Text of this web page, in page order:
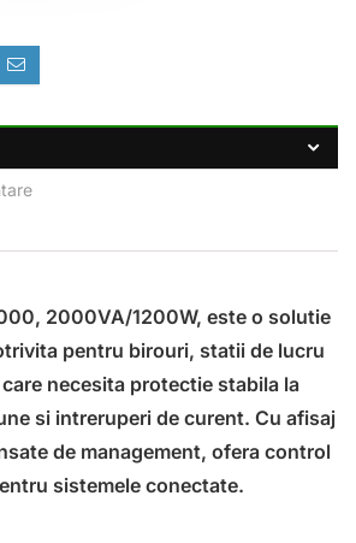
2000VA/1200W, este o solutie
pentru birouri, statii de lucru
necesita protectie stabila la
si intreruperi de curent. Cu afisaj
de management, ofera control
sistemele conectate.